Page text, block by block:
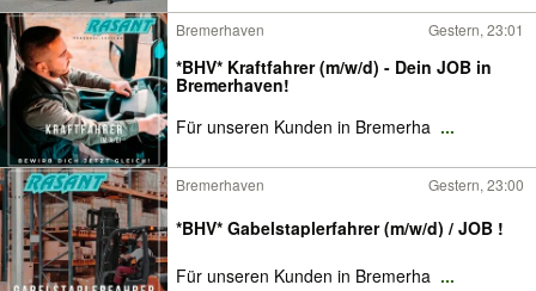
Bremerhaven Gestern, 23:01
*BHV* Kraftfahrer (m/w/d) - Dein JOB in
Bremerhaven!
Für unseren Kunden in Bremerha ...
Bremerhaven Gestern, 23:00
*BHV* Gabelstaplerfahrer (m/w/d) / JOB !
Für unseren Kunden in Bremerha ...